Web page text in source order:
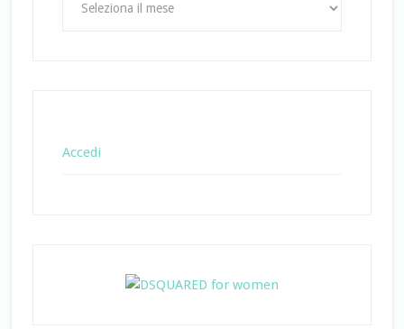
Accedi